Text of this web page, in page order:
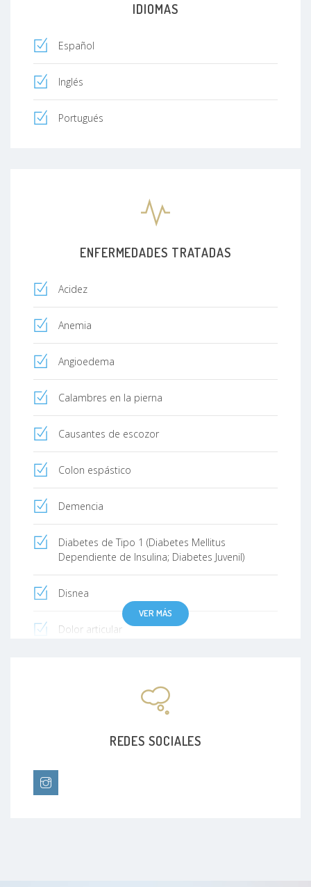
IDIOMAS
Español
Inglés
Portugués
ENFERMEDADES TRATADAS
Acidez
Anemia
Angioedema
Calambres en la pierna
Causantes de escozor
Colon espástico
Demencia
Diabetes de Tipo 1 (Diabetes Mellitus
Dependiente de Insulina; Diabetes Juvenil)
Disnea
Dolor articular
Dolor de cabeza por contracción muscular
Dolor de cabeza por migraña
VER MÁS
REDES SOCIALES